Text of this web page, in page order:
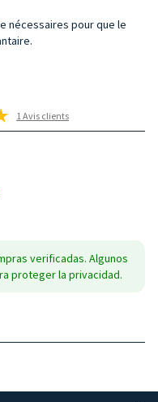
nécessaires pour que le
1 Avis clients
verificadas. Algunos
proteger la privacidad.